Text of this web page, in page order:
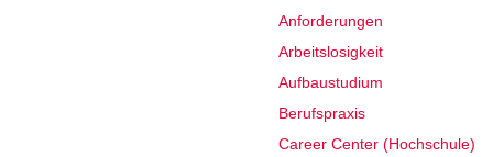
Anforderungen
Arbeitslosigkeit
Aufbaustudium
Berufspraxis
Career Center (Hochschule)